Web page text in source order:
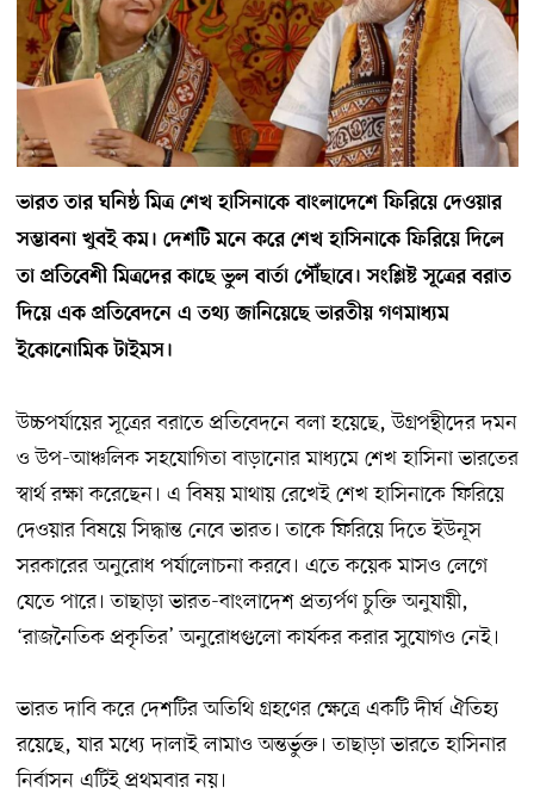
ভারত তার ঘনিষ্ঠ মিত্র শেখ হাসিনাকে বাংলাদেশে ফিরিয়ে দেওয়ার
সম্ভাবনা খুবই কম। দেশটি মনে করে শেখ হাসিনাকে ফিরিয়ে দিলে
তা প্রতিবেশী মিত্রদের কাছে ভুল বার্তা পৌঁছাবে। সংশ্লিষ্ট সূত্রের বরাত
দিয়ে এক প্রতিবেদনে এ তথ্য জানিয়েছে ভারতীয় গণমাধ্যম
ইকোনোমিক টাইমস।
উচ্চপর্যায়ের সূত্রের বরাতে প্রতিবেদনে বলা হয়েছে, উগ্রপন্থীদের দমন
ও উপ-আঞ্চলিক সহযোগিতা বাড়ানোর মাধ্যমে শেখ হাসিনা ভারতের
স্বার্থ রক্ষা করেছেন। এ বিষয় মাথায় রেখেই শেখ হাসিনাকে ফিরিয়ে
দেওয়ার বিষয়ে সিদ্ধান্ত নেবে ভারত। তাকে ফিরিয়ে দিতে ইউনূস
সরকারের অনুরোধ পর্যালোচনা করবে। এতে কয়েক মাসও লেগে
যেতে পারে। তাছাড়া ভারত-বাংলাদেশ প্রত্যর্পণ চুক্তি অনুযায়ী,
‘রাজনৈতিক প্রকৃতির’ অনুরোধগুলো কার্যকর করার সুযোগও নেই।
ভারত দাবি করে দেশটির অতিথি গ্রহণের ক্ষেত্রে একটি দীর্ঘ ঐতিহ্য
রয়েছে, যার মধ্যে দালাই লামাও অন্তর্ভুক্ত। তাছাড়া ভারতে হাসিনার
নির্বাসন এটিই প্রথমবার নয়।